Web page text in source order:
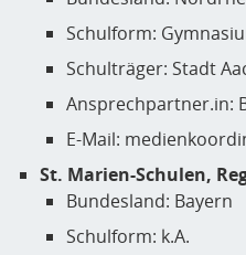
Schulform:
Schulträger: Stadt
Ansprechpartner.in:
E-Mail:
St. Marien-Schulen,
Bundesland: Bayern
Schulform: k.A.